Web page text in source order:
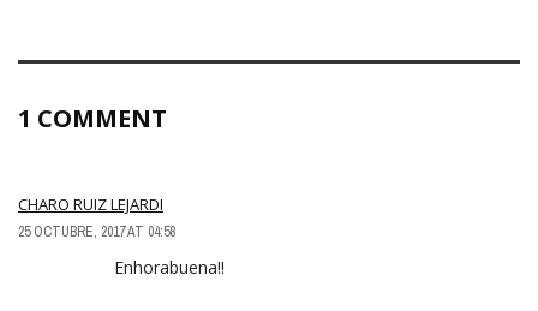
1 COMMENT
CHARO RUIZ LEJARDI
25 OCTUBRE, 2017 AT 04:58
Enhorabuena!!